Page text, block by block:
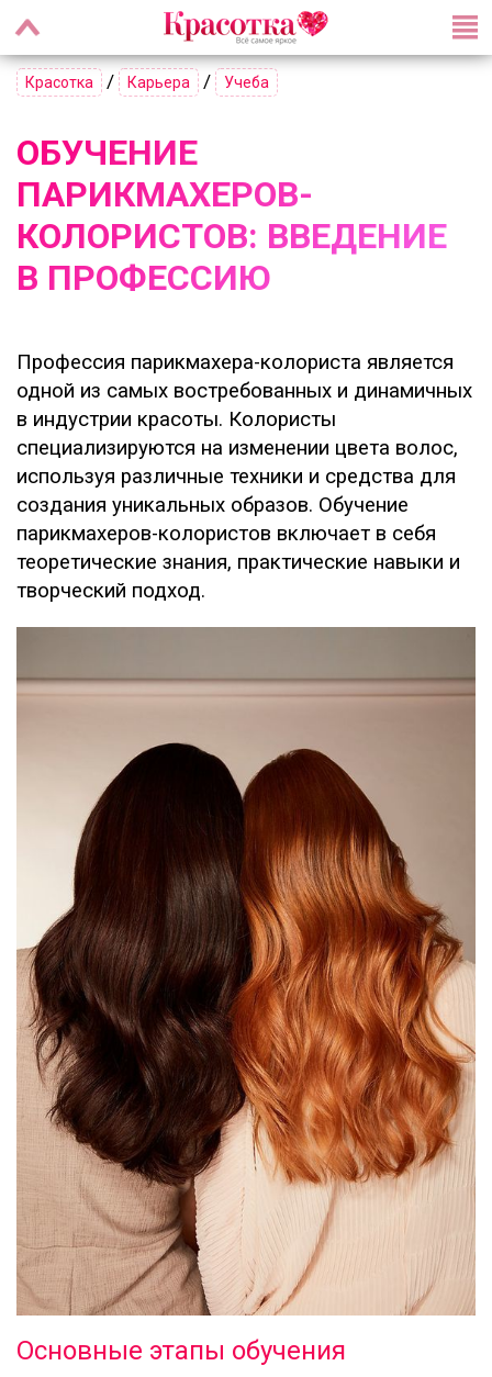
Красотка / Карьера / Учеба
ОБУЧЕНИЕ
ПАРИКМАХЕРОВ-
КОЛОРИСТОВ: ВВЕДЕНИЕ
В ПРОФЕССИЮ
Профессия парикмахера-колориста является
одной из самых востребованных и динамичных
в индустрии красоты. Колористы
специализируются на изменении цвета волос,
используя различные техники и средства для
создания уникальных образов. Обучение
парикмахеров-колористов включает в себя
теоретические знания, практические навыки и
творческий подход.
Основные этапы обучения